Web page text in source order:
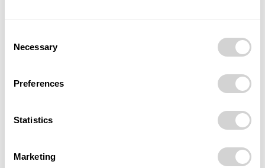
Selection
Necessary
Preferences
Statistics
Marketing
inteligence (AI).
„Nástup umělé inteligence může zvýšit
role, které mohou být atraktivní pro ženy, například v
oblastech datové vědy a etiky. Firmy, které využívají AI,
často kladou důraz na diverzitu, aby zajistily etický vývoj
technologií. A v neposlední řadě technologie umožňují
do oboru informačních technologií,“
uzavřela Denisa